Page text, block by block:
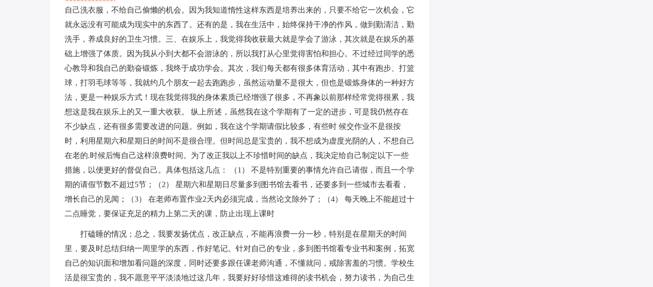
自己洗衣服，不给自己偷懒的机会。因为我知道惰性这样东西是培养出来的，只要不给它一次机会，它
就永远没有可能成为现实中的东西了。还有的是，我在生活中，始终保持干净的作风，做到勤清洁，勤
洗手，养成良好的卫生习惯。三、在娱乐上，我觉得我收获最大就是学会了游泳，其次就是在娱乐的基
础上增强了体质。因为我从小到大都不会游泳的，所以我打从心里觉得害怕和担心。不过经过同学的悉
心教导和我自己的勤奋锻炼，我终于成功学会。其次，我们每天都有很多体育活动，其中有跑步、打篮
球，打羽毛球等等，我就约几个朋友一起去跑跑步，虽然运动量不是很大，但也是锻炼身体的一种好方
法，更是一种娱乐方式！现在我觉得我的身体素质已经增强了很多，不再象以前那样经常觉得很累，我
想这是我在娱乐上的又一重大收获。 纵上所述，虽然我在这个学期有了一定的进步，可是我仍然存在
不少缺点，还有很多需要改进的问题。例如，我在这个学期请假比较多，有些时 候交作业不是很按
时，利用星期六和星期日的时间不是很合理。但时间总是宝贵的，我不想成为虚度光阴的人，不想自己
在老的.时候后悔自己这样浪费时间。为了改正我以上不珍惜时间的缺点，我决定给自己制定以下一些
措施，以便更好的督促自己。具体包括这几点： （1） 不是特别重要的事情允许自己请假，而且一个学
期的请假节数不超过5节；（2） 星期六和星期日尽量多到图书馆去看书，还要多到一些城市去看看，
增长自己的见闻；（3） 在老师布置作业2天内必须完成，当然论文除外了；（4） 每天晚上不能超过十
二点睡觉，要保证充足的精力上第二天的课，防止出现上课时
打磕睡的情况；总之，我要发扬优点，改正缺点，不能再浪费一分一秒，特别是在星期天的时间
里，要及时总结归纳一周里学的东西，作好笔记。针对自己的专业，多到图书馆看专业书和案例，拓宽
自己的知识面和增加看问题的深度，同时还要多跟任课老师沟通，不懂就问，戒除害羞的习惯。学校生
活是很宝贵的，我不愿意平平淡淡地过这几年，我要好好珍惜这难得的读书机会，努力读书，为自己生